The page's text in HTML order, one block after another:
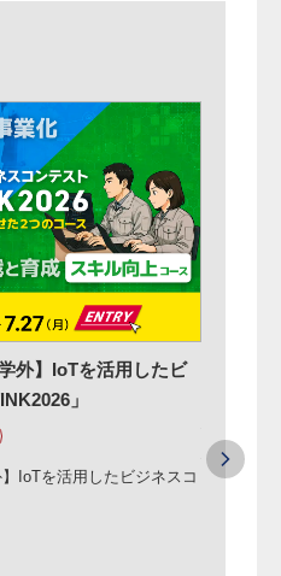
外】IoTを活用したビ
」
IoTを活用したビジネスコ
仁淀川